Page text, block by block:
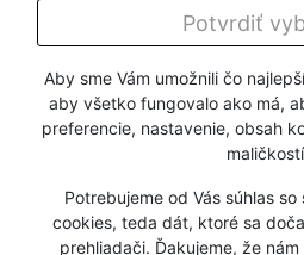
Aby sme Vám umožnili čo
aby všetko fungovalo ako má,
preferencie, nastavenie, obsah
Potrebujeme od Vás súhlas
cookies, teda dát, ktoré sa
prehliadači. Ďakujeme, že
Potvrdiť
Firmy a organizácie